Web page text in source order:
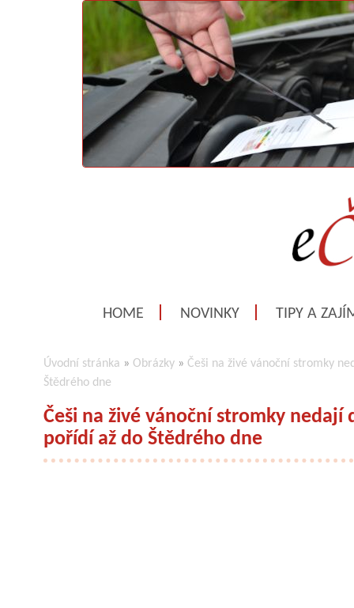
HOME NOVINKY TIPY A
Úvodní stránka » Obrázky » Češi na živé vánoční stromky
Štědrého dne
Češi na živé vánoční stromky
pořídí až do Štědrého dne